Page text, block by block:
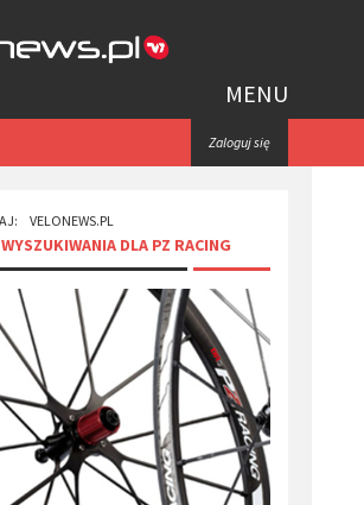
MENU
Zaloguj się
VELONEWS.PL
DLA PZ RACING